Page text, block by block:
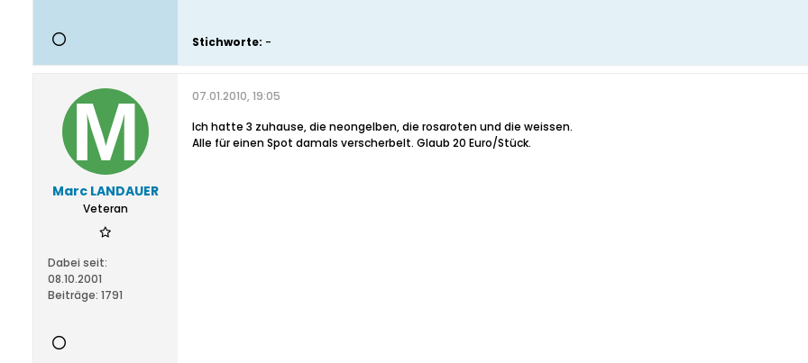
Stichworte: -
Marc LANDAUER
Veteran
Dabei seit:
08.10.2001
Beiträge: 1791
07.01.2010, 19:05
Ich hatte 3 zuhause, die neongelben, die rosaroten und die weissen.
Alle für einen Spot damals verscherbelt. Glaub 20 Euro/Stück.